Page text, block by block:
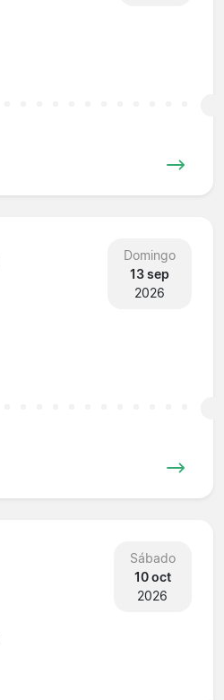
Domingo
13 sep
2026
Sábado
10 oct
2026